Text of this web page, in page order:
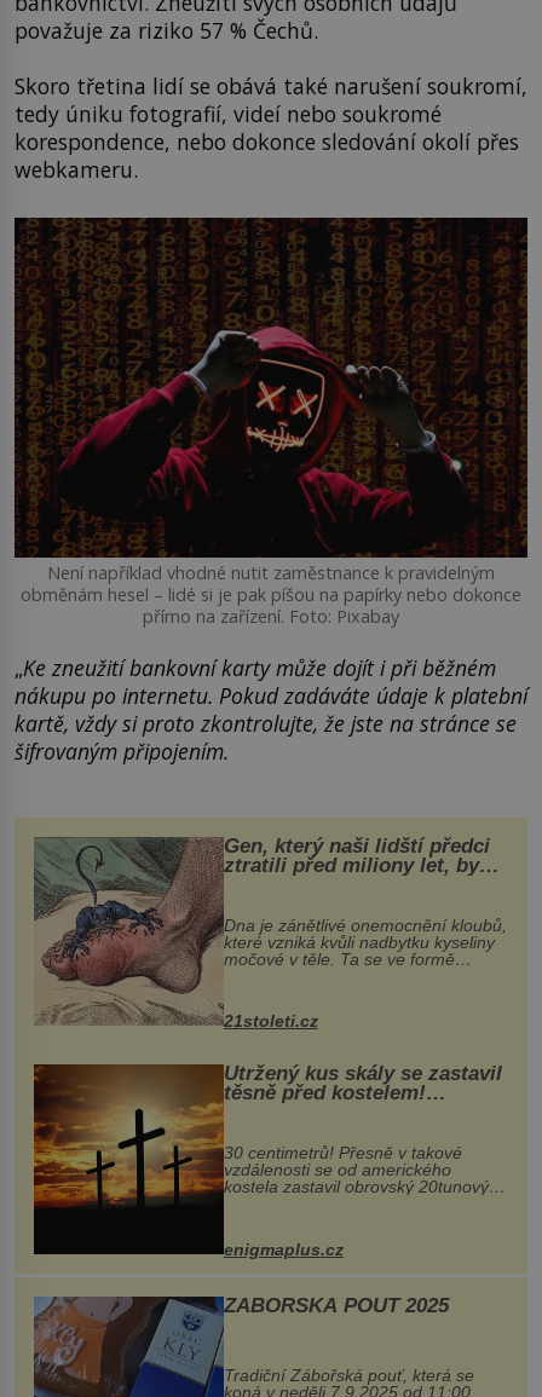
považuje za riziko 57 % Čechů.
Skoro třetina lidí se obává také narušení soukromí,
tedy úniku fotografií, videí nebo soukromé
korespondence, nebo dokonce sledování okolí přes
webkameru.
Není například vhodné nutit zaměstnance k pravidelným
obměnám hesel – lidé si je pak píšou na papírky nebo dokonce
přímo na zařízení. Foto: Pixabay
„Ke zneužití bankovní karty může dojít i při běžném
nákupu po internetu. Pokud zadáváte údaje k platební
kartě, vždy si proto zkontrolujte, že jste na stránce se
šifrovaným připojením.
Gen, který naši lidští předci
ztratili před miliony let, by
mohl pomoci s léčbou
„nemoci králů“
Dna je zánětlivé onemocnění kloubů,
které vzniká kvůli nadbytku kyseliny
močové v těle. Ta se ve formě
nohou, a způsobuje bole...
21stoleti.cz
Utržený kus skály se zastavil
těsně před kostelem!
Ochránila ho boží síla?
30 centimetrů! Přesně v takové
vzdálenosti se od amerického
kostela zastavil obrovský 20tunový
...
enigmaplus.cz
ZÁBOŘSKÁ POUŤ 2025
Tradiční Zábořská pouť, která se
koná v neděli 7.9.2025 od 11:00